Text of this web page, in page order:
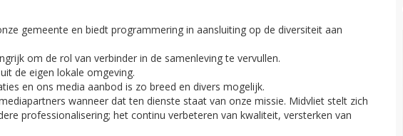
gemeente en biedt programmering in aansluiting op de diversiteit aan
om de rol van verbinder in de samenleving te vervullen.
de eigen lokale omgeving.
en ons media aanbod is zo breed en divers mogelijk.
wanneer dat ten dienste staat van onze missie. Midvliet stelt zich
professionalisering; het continu verbeteren van kwaliteit, versterken van